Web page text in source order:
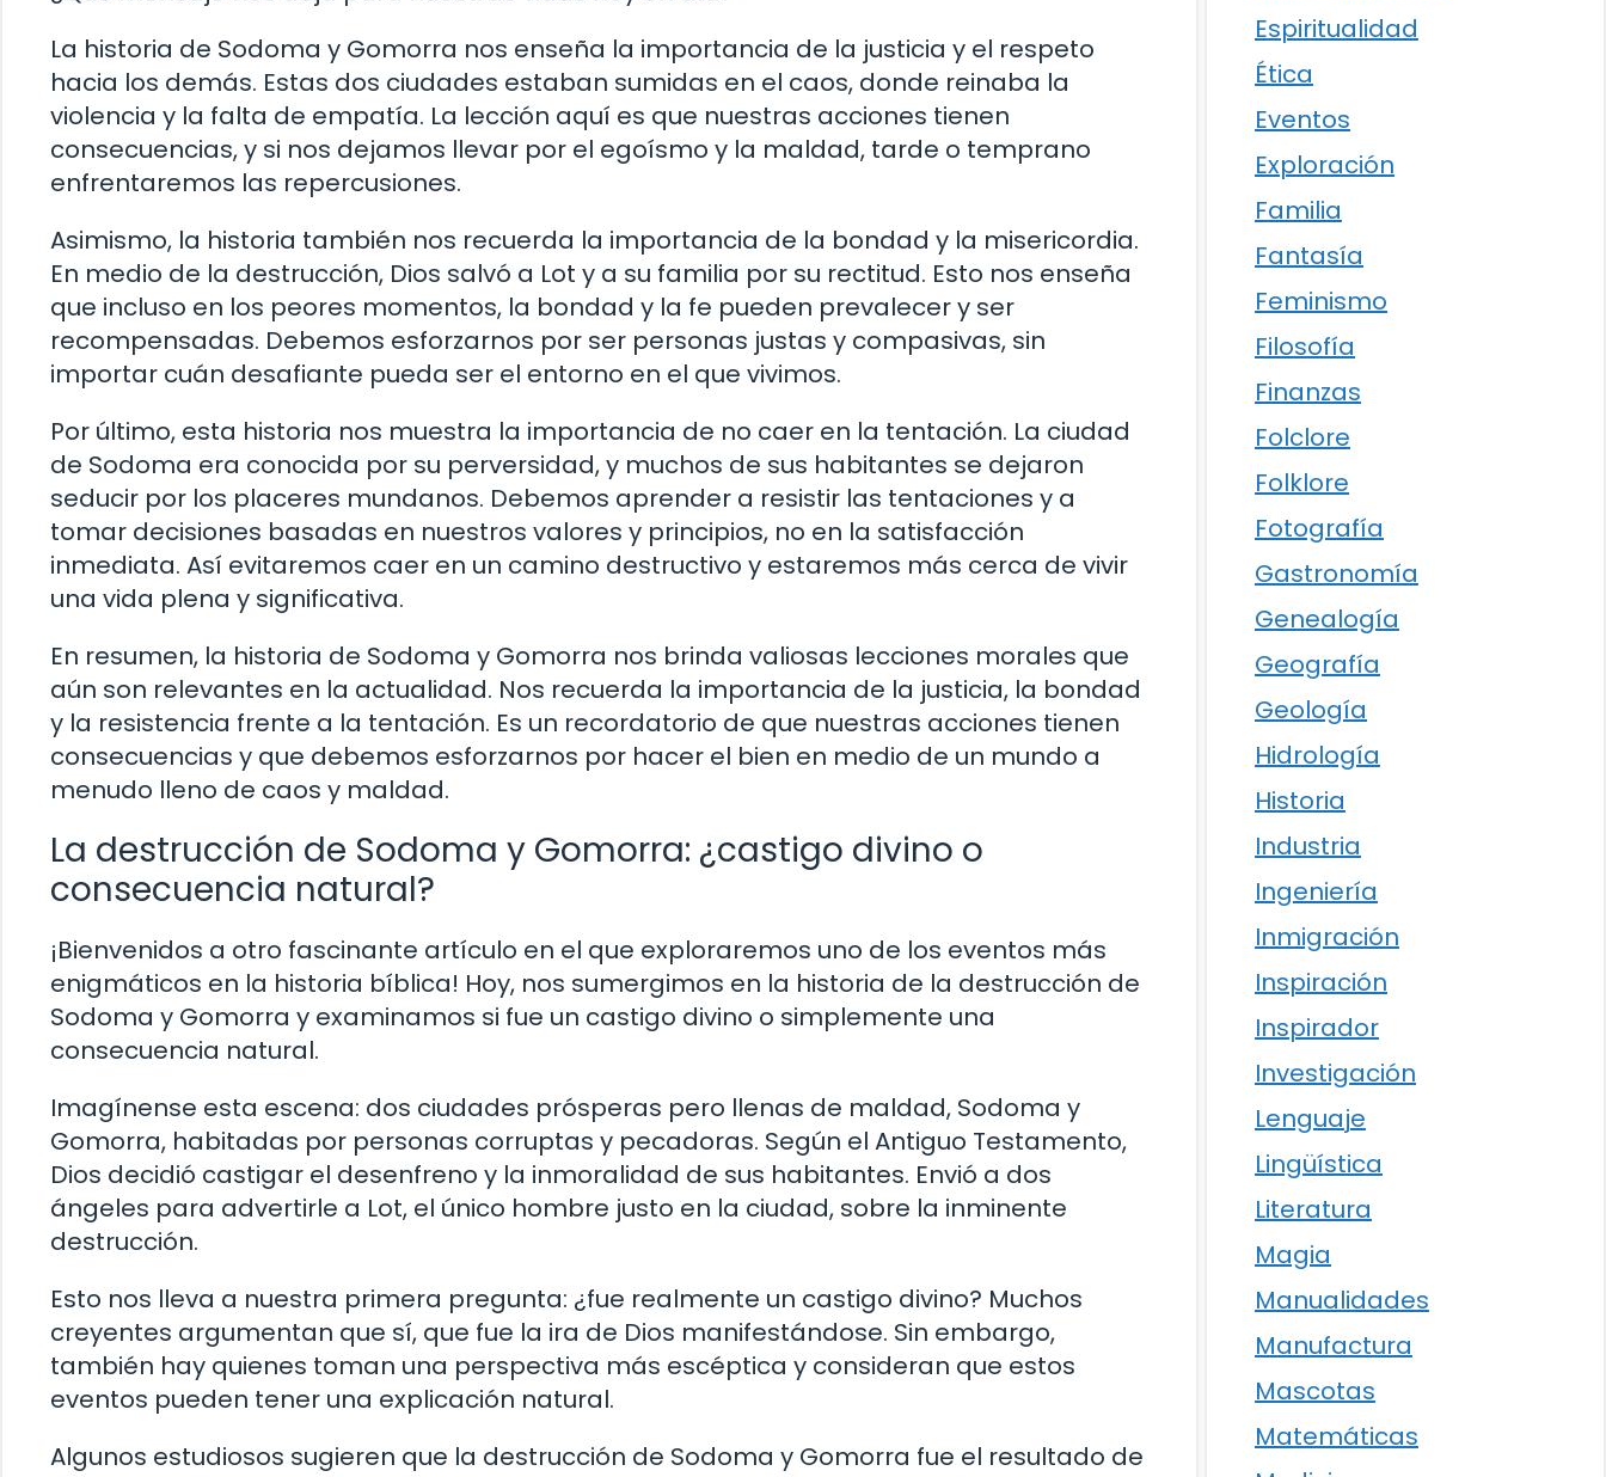
La historia de Sodoma y Gomorra nos enseña la importancia de la justicia y el respeto
hacia los demás. Estas dos ciudades estaban sumidas en el caos, donde reinaba la
violencia y la falta de empatía. La lección aquí es que nuestras acciones tienen
consecuencias, y si nos dejamos llevar por el egoísmo y la maldad, tarde o temprano
enfrentaremos las repercusiones.
Asimismo, la historia también nos recuerda la importancia de la bondad y la misericordia.
En medio de la destrucción, Dios salvó a Lot y a su familia por su rectitud. Esto nos enseña
que incluso en los peores momentos, la bondad y la fe pueden prevalecer y ser
recompensadas. Debemos esforzarnos por ser personas justas y compasivas, sin
importar cuán desafiante pueda ser el entorno en el que vivimos.
Por último, esta historia nos muestra la importancia de no caer en la tentación. La ciudad
de Sodoma era conocida por su perversidad, y muchos de sus habitantes se dejaron
seducir por los placeres mundanos. Debemos aprender a resistir las tentaciones y a
tomar decisiones basadas en nuestros valores y principios, no en la satisfacción
inmediata. Así evitaremos caer en un camino destructivo y estaremos más cerca de vivir
una vida plena y significativa.
En resumen, la historia de Sodoma y Gomorra nos brinda valiosas lecciones morales que
aún son relevantes en la actualidad. Nos recuerda la importancia de la justicia, la bondad
y la resistencia frente a la tentación. Es un recordatorio de que nuestras acciones tienen
consecuencias y que debemos esforzarnos por hacer el bien en medio de un mundo a
menudo lleno de caos y maldad.
La destrucción de Sodoma y Gomorra: ¿castigo divino o
consecuencia natural?
¡Bienvenidos a otro fascinante artículo en el que exploraremos uno de los eventos más
enigmáticos en la historia bíblica! Hoy, nos sumergimos en la historia de la destrucción de
Sodoma y Gomorra y examinamos si fue un castigo divino o simplemente una
consecuencia natural.
Imagínense esta escena: dos ciudades prósperas pero llenas de maldad, Sodoma y
Gomorra, habitadas por personas corruptas y pecadoras. Según el Antiguo Testamento,
Dios decidió castigar el desenfreno y la inmoralidad de sus habitantes. Envió a dos
ángeles para advertirle a Lot, el único hombre justo en la ciudad, sobre la inminente
destrucción.
Esto nos lleva a nuestra primera pregunta: ¿fue realmente un castigo divino? Muchos
creyentes argumentan que sí, que fue la ira de Dios manifestándose. Sin embargo,
también hay quienes toman una perspectiva más escéptica y consideran que estos
eventos pueden tener una explicación natural.
Algunos estudiosos sugieren que la destrucción de Sodoma y Gomorra fue el resultado de
Espiritualidad
Ética
Eventos
Exploración
Familia
Fantasía
Feminismo
Filosofía
Finanzas
Folclore
Folklore
Fotografía
Gastronomía
Genealogía
Geografía
Geología
Hidrología
Historia
Industria
Ingeniería
Inmigración
Inspiración
Inspirador
Investigación
Lenguaje
Lingüística
Literatura
Magia
Manualidades
Manufactura
Mascotas
Matemáticas